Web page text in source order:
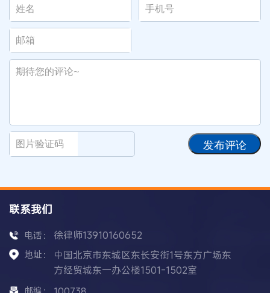
发布评论
联系我们
电话： 徐律师13910160652
地址：
中国北京市东城区东长安街1号东方广场东
方经贸城东一办公楼1501-1502室
邮编：